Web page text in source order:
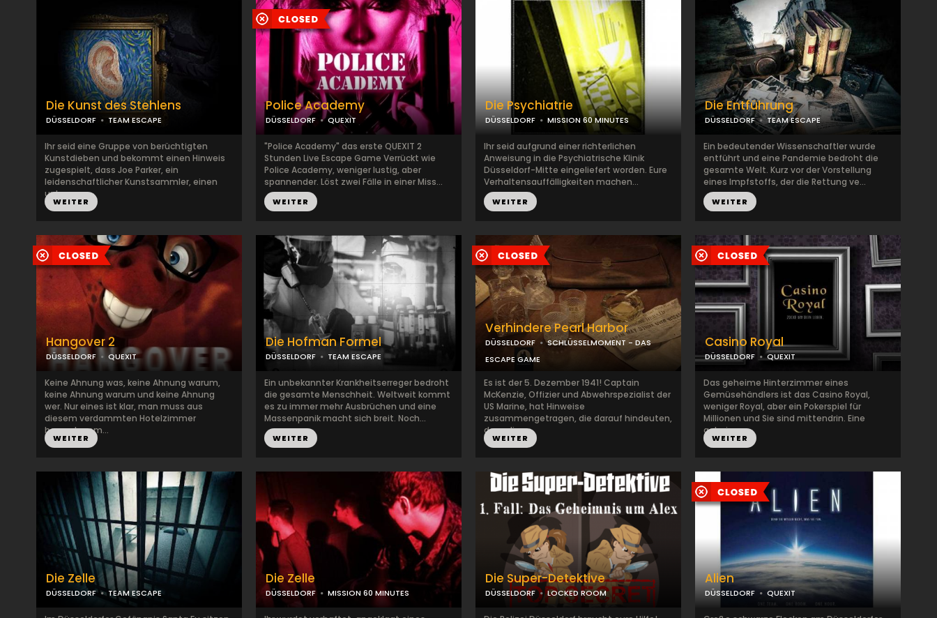
Die Kunst des Stehlens
DÜSSELDORF TEAM ESCAPE
Ihr seid eine Gruppe von berüchtigten
Kunstdieben und bekommt einen Hinweis
zugespielt, dass Joe Parker, ein
leidenschaftlicher Kunstsammler, einen
unbe...
WEITER
Police Academy
DÜSSELDORF QUEXIT
"Police Academy" das erste QUEXIT 2
Stunden Live Escape Game Verrückt wie
Police Academy, weniger lustig, aber
spannender. Löst zwei Fälle in einer Miss...
WEITER
Die Psychiatrie
DÜSSELDORF MISSION 60 MINUTES
Ihr seid aufgrund einer richterlichen
Anweisung in die Psychiatrische Klinik
Düsseldorf-Mitte eingeliefert worden. Eure
Verhaltensauffälligkeiten machen...
WEITER
Die Entführung
DÜSSELDORF TEAM ESCAPE
Ein bedeutender Wissenschaftler wurde
entführt und eine Pandemie bedroht die
gesamte Welt. Kurz vor der Vorstellung
eines Impfstoffs, der die Rettung ve...
WEITER
Hangover 2
DÜSSELDORF QUEXIT
Keine Ahnung was, keine Ahnung warum,
keine Ahnung warum und keine Ahnung
wer. Nur eines ist klar, man muss aus
diesem verdammten Hotelzimmer
herauskomm...
WEITER
Die Hofman Formel
DÜSSELDORF TEAM ESCAPE
Ein unbekannter Krankheitserreger bedroht
die gesamte Menschheit. Weltweit kommt
es zu immer mehr Ausbrüchen und eine
Massenpanik macht sich breit. Noch...
WEITER
Verhindere Pearl Harbor
DÜSSELDORF
SCHLÜSSELMOMENT - DAS
ESCAPE GAME
Es ist der 5. Dezember 1941! Captain
McKenzie, Offizier und Abwehrspezialist der
US Marine, hat Hinweise
zusammengetragen, die darauf hindeuten,
dass di...
WEITER
Casino Royal
DÜSSELDORF QUEXIT
Das geheime Hinterzimmer eines
Gemüsehändlers ist das Casino Royal,
weniger Royal, aber ein Pokerspiel für
Millionen und Sie sind mittendrin. Eine
gehei...
WEITER
Die Zelle
DÜSSELDORF TEAM ESCAPE
Die Zelle
DÜSSELDORF MISSION 60 MINUTES
Die Super-Detektive
DÜSSELDORF LOCKED ROOM
Alien
DÜSSELDORF QUEXIT